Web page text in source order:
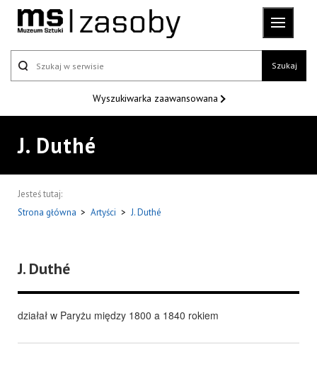
Szukaj
Wyszukiwarka zaawansowana
J. Duthé
Jesteś tutaj:
Strona główna > Artyści > J. Duthé
J. Duthé
działał w Paryżu między 1800 a 1840 rokiem